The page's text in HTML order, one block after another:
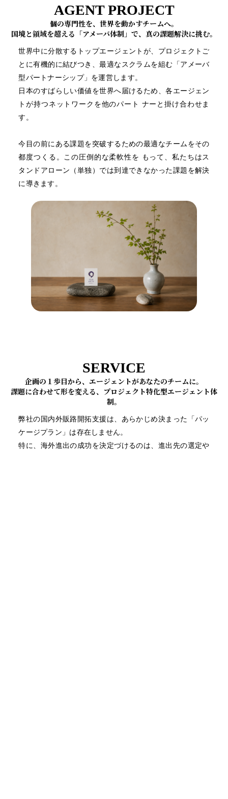
AGENT PROJECT
個の専門性を、世界を動かすチームへ。
国境と領域を超える「アメーバ体制」で、真の課題解決に挑む。
世界中に分散するトップエージェントが、プロジェクトご
とに有機的に結びつき、最適なスクラムを組む「アメーバ
型パートナーシップ」を運営します。
日本のすばらしい価値を世界へ届けるため、各エージェン
トが持つネットワークを他のパート ナーと掛け合わせま
す。
今目の前にある課題を突破するための最適なチームをその
都度つくる。この圧倒的な柔軟性を もって、私たちはス
タンドアローン（単独）では到達できなかった課題を解決
に導きます。
SERVICE
企画の１歩目から、エージェントがあなたのチームに。
課題に合わせて形を変える、プロジェクト特化型エージェント体
制。
弊社の国内外販路開拓支援は、あらかじめ決まった「パッ
ケージプラン」は存在しません。
特に、海外進出の成功を決定づけるのは、進出先の選定や